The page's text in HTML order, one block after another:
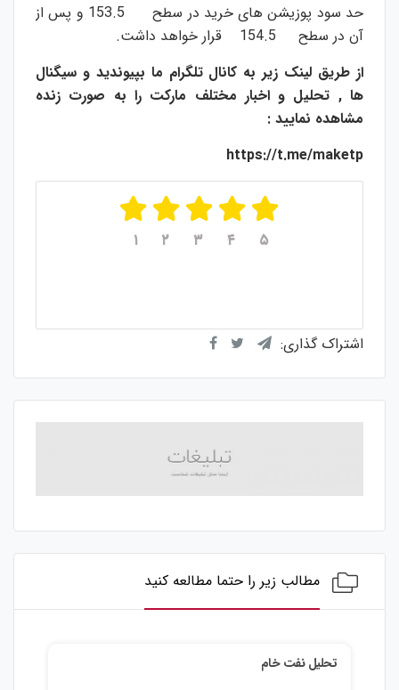
حد سود پوزیشن های خرید در سطح 153.5 و پس از
آن در سطح 154.5 قرار خواهد داشت.
از طریق لینک زیر به کانال تلگرام ما بپیوندید و سیگنال
ها , تحلیل و اخبار مختلف مارکت را به صورت زنده
مشاهده نمایید :
https://t.me/maketp
۱ ۲ ۳ ۴ ۵
اشتراک گذاری:
مطالب زیر را حتما مطالعه کنید
تحلیل نفت خام